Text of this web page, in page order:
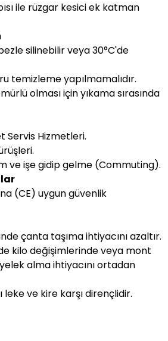
ile rüzgar kesici ek katman
silinebilir veya 30°C'de
temizleme yapılmamalıdır.
olması için yıkama sırasında
Servis Hizmetleri.
ve işe gidip gelme (Commuting).
(CE) uygun güvenlik
çanta taşıma ihtiyacını azaltır.
kilo değişimlerinde veya mont
alma ihtiyacını ortadan
leke ve kire karşı dirençlidir.